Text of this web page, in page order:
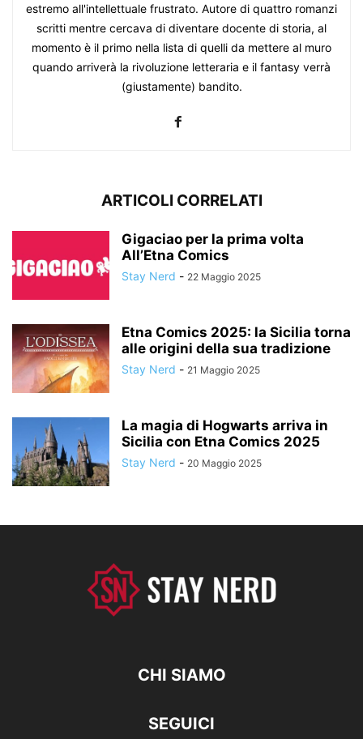
estremo all'intellettuale frustrato. Autore di quattro romanzi
scritti mentre cercava di diventare docente di storia, al
momento è il primo nella lista di quelli da mettere al muro
quando arriverà la rivoluzione letteraria e il fantasy verrà
(giustamente) bandito.
ARTICOLI CORRELATI
Gigaciao per la prima volta
All’Etna Comics
Stay Nerd - 22 Maggio 2025
Etna Comics 2025: la Sicilia torna
alle origini della sua tradizione
Stay Nerd - 21 Maggio 2025
La magia di Hogwarts arriva in
Sicilia con Etna Comics 2025
Stay Nerd - 20 Maggio 2025
CHI SIAMO
SEGUICI